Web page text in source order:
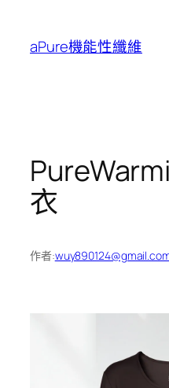
aPure機能性纖維
衣
作者: